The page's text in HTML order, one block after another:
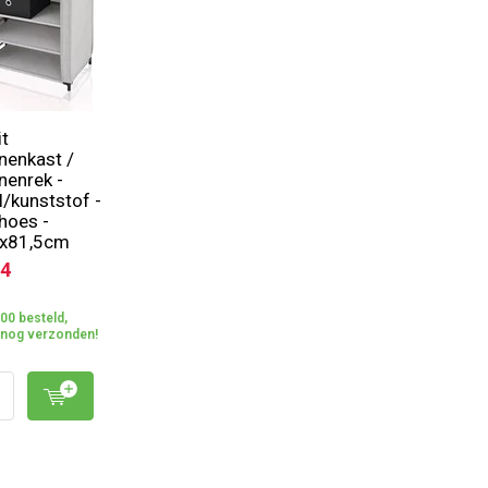
/
-
kunststof -
-
besteld,
verzonden!